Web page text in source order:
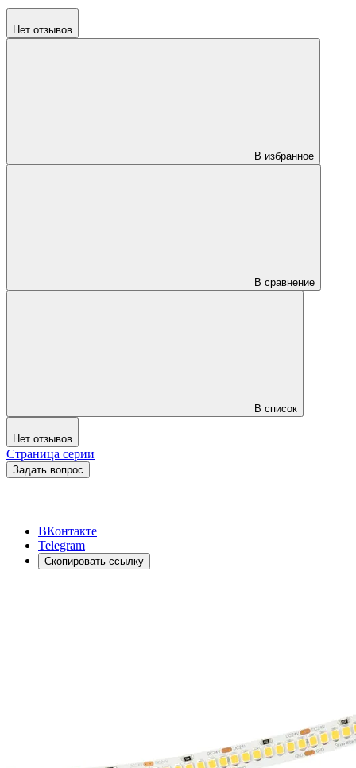
Нет отзывов
В избранное
В сравнение
В список
Нет отзывов
Страница серии
Задать вопрос
ВКонтакте
Telegram
Скопировать ссылку